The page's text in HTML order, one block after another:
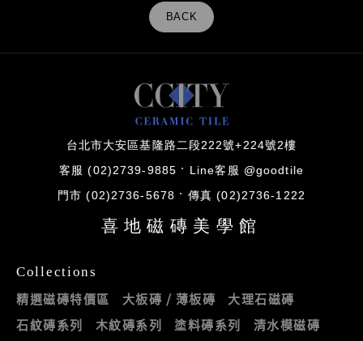
BACK
台北市大安區基隆路二段222號+224號2樓
客服 (02)2739-9885 Line客服 @goodtile
門市 (02)2736-5678 傳真 (02)2736-1222
喜地磁磚美學館
Collections
精選磁磚特價區 大板磚 / 薄板磚
大理石磁磚
石紋磚系列
木紋磚系列 塗料磚系列
清水模磁磚